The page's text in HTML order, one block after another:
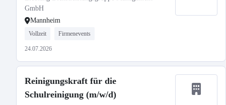
GmbH
Mannheim
Vollzeit Firmenevents
24.07.2026
Reinigungskraft für die
Schulreinigung (m/w/d)